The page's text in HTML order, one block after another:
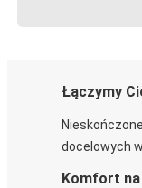
Łączymy
docelowych
Komfort